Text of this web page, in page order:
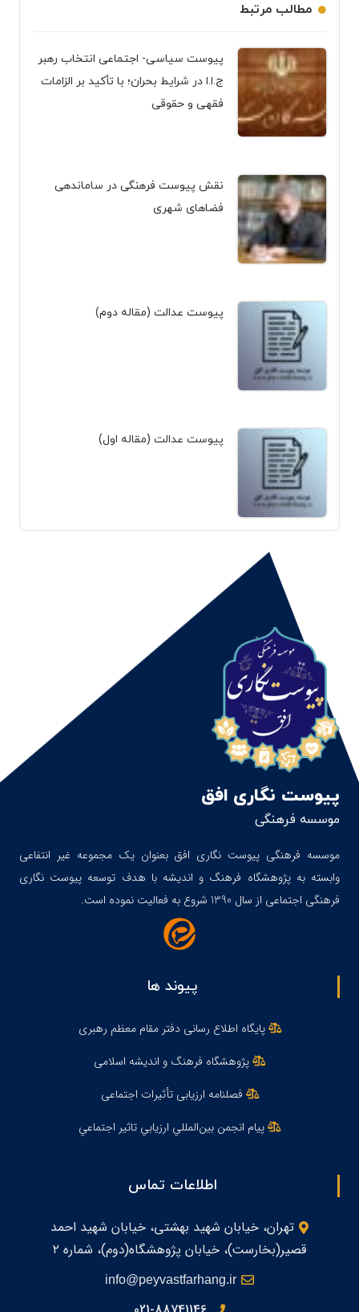
مطالب مرتبط
پیوست سیاسی- اجتماعی انتخاب رهبر
ج.ا.ا در شرایط بحران؛ با تأکید بر الزامات
فقهی و حقوقی
نقش پیوست فرهنگی در ساماندهی
فضاهای شهری
پیوست عدالت (مقاله دوم)
پیوست عدالت (مقاله اول)
پیوست نگاری افق
موسسه فرهنگی
موسسه فرهنگی پیوست نگاری افق بعنوان یک مجموعه غیر انتفاعی
وابسته به پژوهشگاه فرهنگ و اندیشه با هدف توسعه پیوست نگاری
فرهنگی اجتماعی از سال 1390 شروع به فعالیت نموده است.
پیوند ها
پایگاه اطلاع رسانی دفتر مقام معظم رهبری
پژوهشگاه فرهنگ و اندیشه اسلامی
فصلنامه ارزیابی تأثیرات اجتماعی
پيام انجمن بين‌المللي ارزيابي تاثير اجتماعي
اطلاعات تماس
تهران، خیابان شهید بهشتی، خیابان شهید احمد
قصیر(بخارست)، خیابان پژوهشگاه(دوم)، شماره ۲
info@peyvastfarhang.ir